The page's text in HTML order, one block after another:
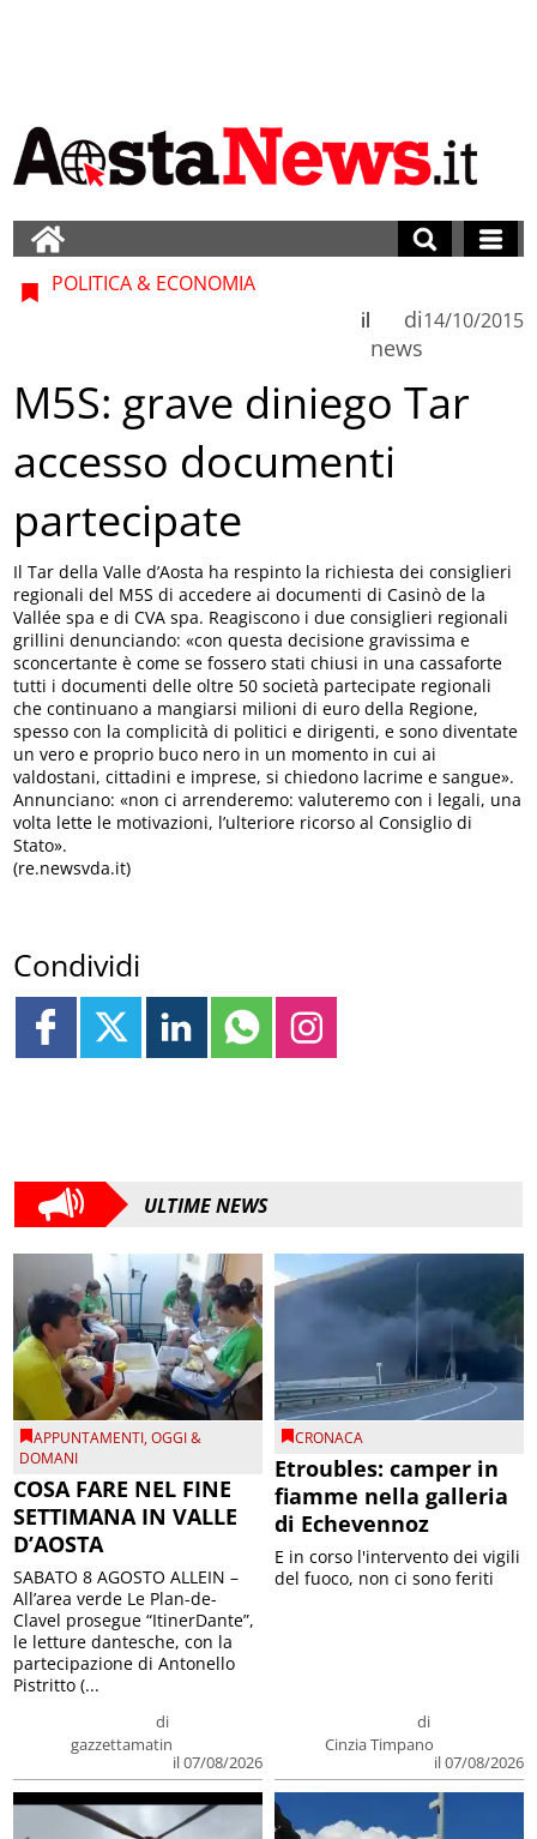
POLITICA & ECONOMIA
di
news
il 14/10/2015
M5S: grave diniego Tar
accesso documenti
partecipate
Il Tar della Valle d’Aosta ha respinto la richiesta dei consiglieri
regionali del M5S di accedere ai documenti di Casinò de la
Vallée spa e di CVA spa. Reagiscono i due consiglieri regionali
grillini denunciando: «con questa decisione gravissima e
sconcertante è come se fossero stati chiusi in una cassaforte
tutti i documenti delle oltre 50 società partecipate regionali
che continuano a mangiarsi milioni di euro della Regione,
spesso con la complicità di politici e dirigenti, e sono diventate
un vero e proprio buco nero in un momento in cui ai
valdostani, cittadini e imprese, si chiedono lacrime e sangue».
Annunciano: «non ci arrenderemo: valuteremo con i legali, una
volta lette le motivazioni, l’ulteriore ricorso al Consiglio di
Stato».
(re.newsvda.it)
Condividi
ULTIME NEWS
APPUNTAMENTI,OGGI &
DOMANI
COSA FARE NEL FINE
SETTIMANA IN VALLE
D’AOSTA
di
gazzettamatin
il 07/08/2026
SABATO 8 AGOSTO ALLEIN –
All’area verde Le Plan-de-
Clavel prosegue “ItinerDante”,
le letture dantesche, con la
partecipazione di Antonello
Pistritto (...
CRONACA
Etroubles: camper in
fiamme nella galleria
di Echevennoz
di
Cinzia Timpano
il 07/08/2026
E in corso l'intervento dei vigili
del fuoco, non ci sono feriti